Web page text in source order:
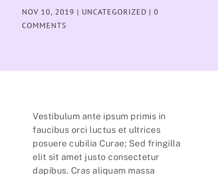
NOV 10, 2019 | UNCATEGORIZED | 0
COMMENTS
Vestibulum ante ipsum primis in
faucibus orci luctus et ultrices
posuere cubilia Curae; Sed fringilla
elit sit amet justo consectetur
dapibus. Cras aliquam massa